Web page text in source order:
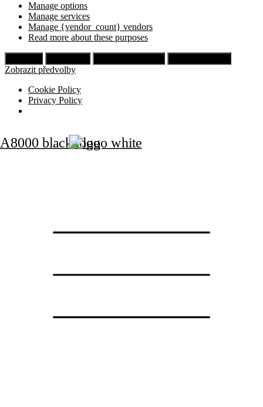
Manage options
Manage services
Manage {vendor_count} vendors
Read more about these purposes
Zobrazit předvolby
Cookie Policy
Privacy Policy